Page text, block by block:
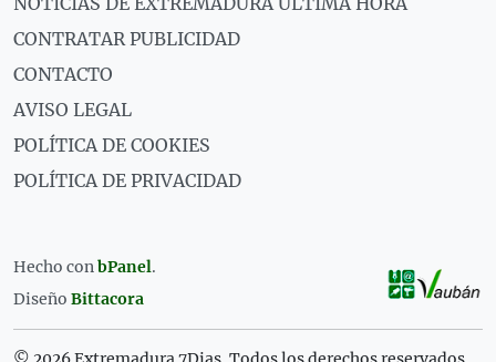
CONTRATAR PUBLICIDAD
CONTACTO
AVISO LEGAL
POLÍTICA DE COOKIES
POLÍTICA DE PRIVACIDAD
Hecho conbPanel.
Diseño Bittacora